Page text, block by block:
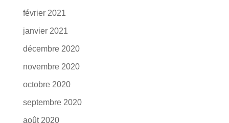
février 2021
janvier 2021
décembre 2020
novembre 2020
octobre 2020
septembre 2020
août 2020